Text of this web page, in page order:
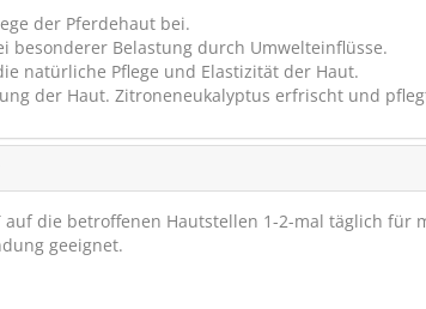
der Pferdehaut bei.
besonderer Belastung durch Umwelteinflüsse.
natürliche Pflege und Elastizität der Haut.
der Haut. Zitroneneukalyptus erfrischt und
auf die betroffenen Hautstellen 1-2-mal täglich
geeignet.